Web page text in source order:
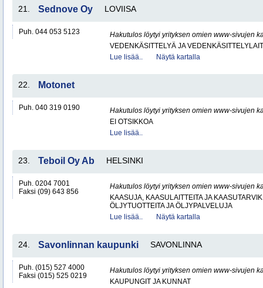
21. Sednove Oy LOVIISA
Puh. 044 053 5123
Hakutulos löytyi yrityksen omien www-sivujen
VEDENKÄSITTELYÄ JA
Lue lisää..
Näytä kartalla
22. Motonet
Puh. 040 319 0190
Hakutulos löytyi yrityksen omien www-sivujen
EI OTSIKKOA
Lue lisää..
23. Teboil Oy Ab HELSINKI
Puh. 0204 7001
Faksi (09) 643 856
Hakutulos löytyi yrityksen omien www-sivujen
KAASUJA, KAASULAITTEITA JA
ÖLJYTUOTTEITA JA ÖLJYPALVELUJA
Lue lisää..
Näytä kartalla
24. Savonlinnan kaupunki SAVONLINNA
Puh. (015) 527 4000
Faksi (015) 525 0219
Hakutulos löytyi yrityksen omien www-sivujen
KAUPUNGIT JA KUNNAT